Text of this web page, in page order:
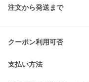
注文から発送まで
クーポン利用可否
支払い方法